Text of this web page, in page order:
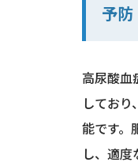
予防
高尿酸血
してお
能です。
し、適